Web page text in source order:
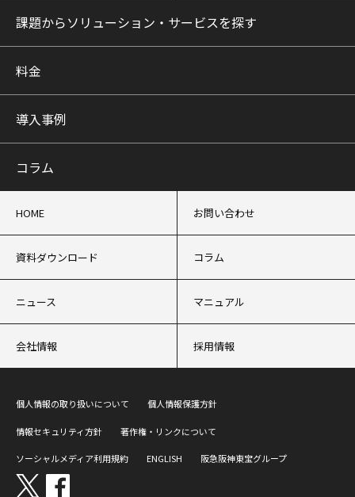
課題からソリューション・サービスを探す
料金
導入事例
コラム
HOME お問い合わせ
資料ダウンロード コラム
ニュース マニュアル
会社情報 採用情報
個人情報の取り扱いについて 個人情報保護方針
情報セキュリティ方針 著作権・リンクについて
ソーシャルメディア利用規約 ENGLISH 阪急阪神東宝グループ